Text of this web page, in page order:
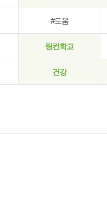
#도움
링컨학교
건강